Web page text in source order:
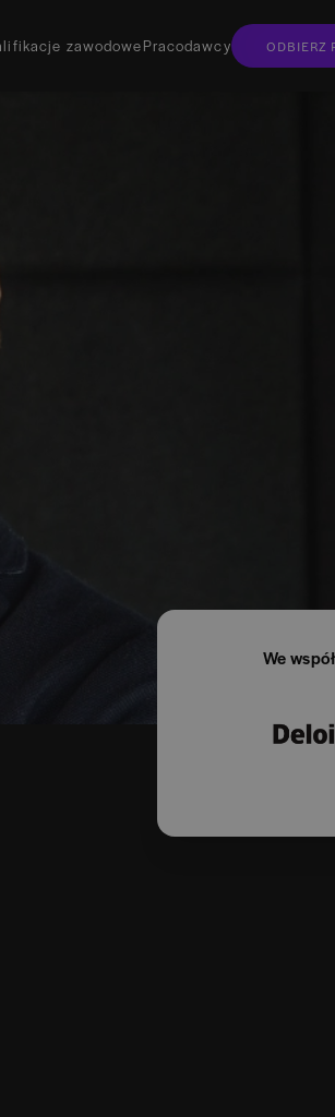
zawodowePracodawcy ODBIERZ
bezpłatnie przewodnik w wersji elektronicznej
przewodnik osobiście?
gdzie go znajdziesz
wydania
We